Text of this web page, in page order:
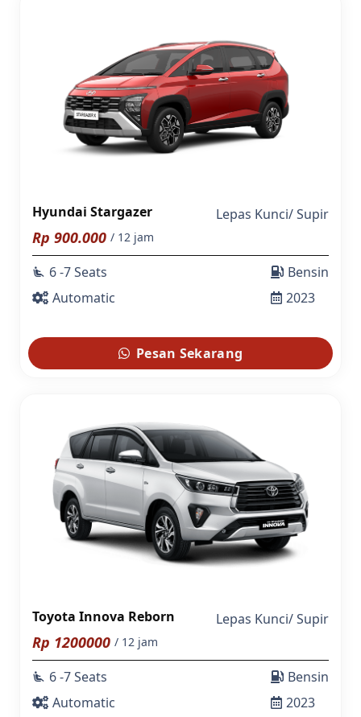
Hyundai Stargazer Lepas Kunci/Supir
Rp 900.000 / 12 jam
airline_seat_recline_extra 6 -7 Seats
Automatic
Bensin
2023
Pesan Sekarang
Toyota Innova Reborn Lepas Kunci/Supir
Rp 1200000 / 12 jam
airline_seat_recline_extra 6 -7 Seats
Automatic
Bensin
2023